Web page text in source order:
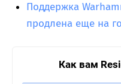
Поддержка
продлена еще на
Как вам